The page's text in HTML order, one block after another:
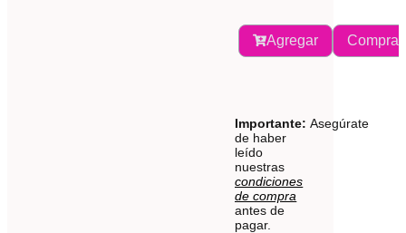
Agregar Comprar
Importante: Asegúrate
de haber
leído
nuestras
condiciones
de compra
antes de
pagar.